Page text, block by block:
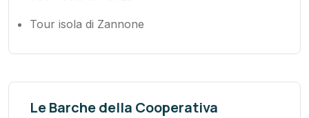
Tour isola di Zannone
Le Barche della Cooperativa